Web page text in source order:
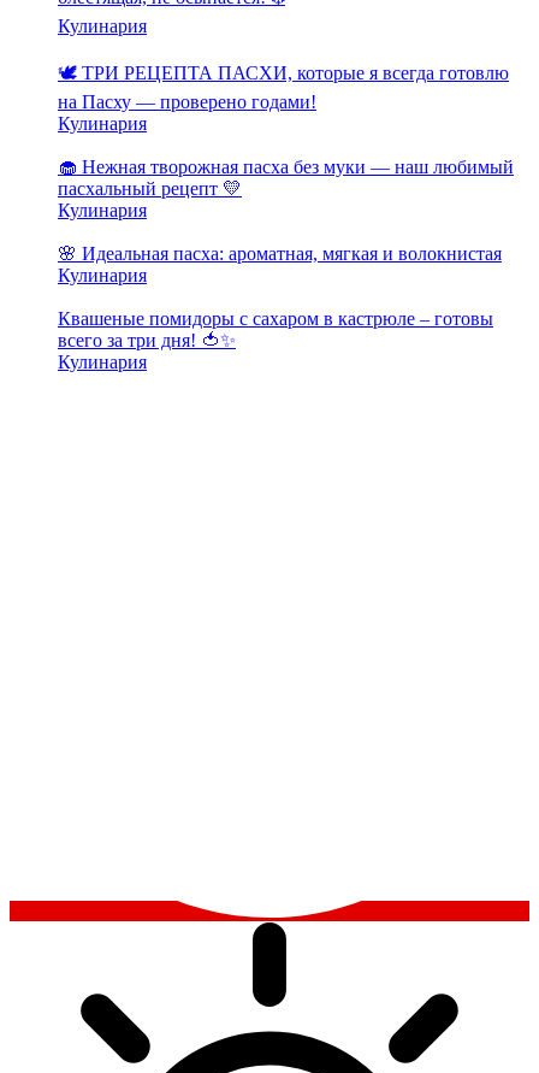
Кулинария
🕊️ ТРИ РЕЦЕПТА ПАСХИ, которые я всегда готовлю
на Пасху — проверено годами!
Кулинария
🧁 Нежная творожная пасха без муки — наш любимый
пасхальный рецепт 💛
Кулинария
🌸 Идеальная пасха: ароматная, мягкая и волокнистая
Кулинария
Квашеные помидоры с сахаром в кастрюле – готовы
всего за три дня! 🍅✨
Кулинария